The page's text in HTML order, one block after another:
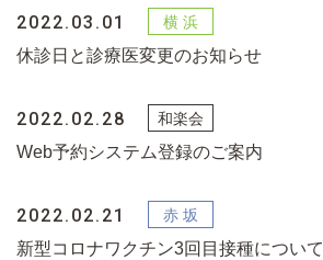
2022.03.01
休診日と診療医変更のお知らせ
2022.02.28
Web予約システム登録のご案内
2022.02.21
新型コロナワクチン3回目接種について